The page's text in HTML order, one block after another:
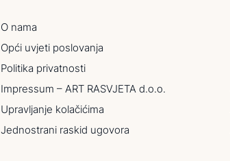
O nama
Opći uvjeti poslovanja
Politika privatnosti
Impressum – ART RASVJETA d.o.o.
Upravljanje kolačićima
Jednostrani raskid ugovora